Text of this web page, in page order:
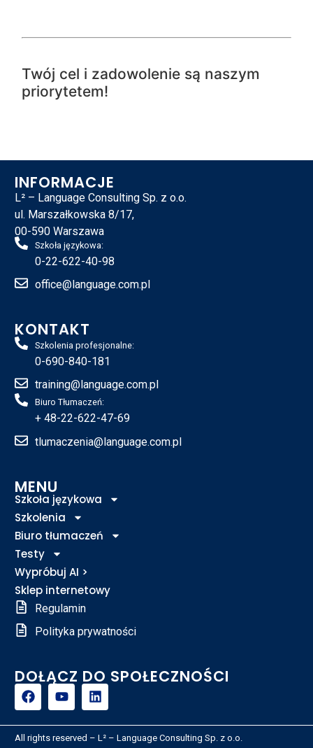
Twój cel i zadowolenie są naszym
priorytetem!
INFORMACJE
L² – Language Consulting Sp. z o.o.
ul. Marszałkowska 8/17,
00-590 Warszawa
Szkoła językowa:
0-22-622-40-98
office@language.com.pl
KONTAKT
Szkolenia profesjonalne:
0-690-840-181
training@language.com.pl
Biuro Tłumaczeń:
+ 48-22-622-47-69
tlumaczenia@language.com.pl
MENU
Szkoła językowa
Szkolenia
Biuro tłumaczeń
Testy
Wypróbuj AI >
Sklep internetowy
Regulamin
Polityka prywatności
DOŁĄCZ DO SPOŁECZNOŚCI
All rights reserved – L² – Language Consulting Sp. z o.o.